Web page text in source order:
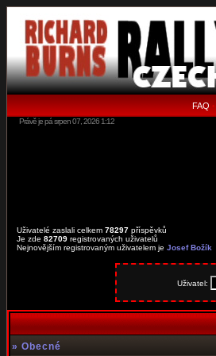
FAQ •
Právě je pá srpen 07, 2026 1:12
Uživatelé zaslali celkem 78297 příspěvků
Je zde 82709 registrovaných uživatelů
Nejnovějším registrovaným uživatelem je Josef Božík
Uživatel:
» Obecné